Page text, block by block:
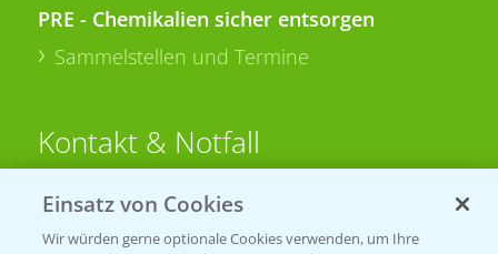
PRE - Chemikalien sicher entsorgen
Sammelstellen und Termine
Kontakt & Notfall
Beratung auf WhatsApp
T.+49 (0)174 346 564 1
Einsatz von Cookies
Wir würden gerne optionale Cookies verwenden, um Ihre